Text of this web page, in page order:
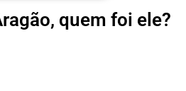
quem foi ele?